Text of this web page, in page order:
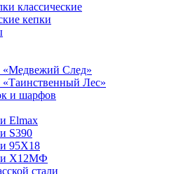
классические
кепки
След»
Лес»
и шарфов
Elmax
S390
95X18
Х12МФ
стали